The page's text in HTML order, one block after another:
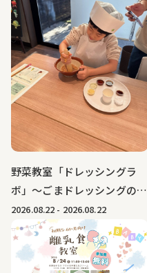
野菜教室「ドレッシングラ
ボ」～ごまドレッシングのひ
みつ～｜深谷テラス ヤサイ
な仲間たちファーム
2026.08.22 - 2026.08.22